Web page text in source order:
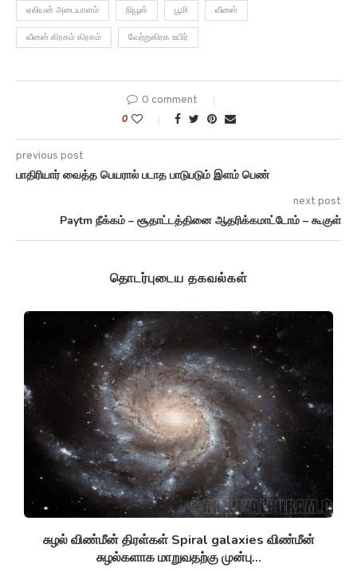
ஏலியன் அடையாளம் நியூஸ் பூமி வீனஸ்
வீனஸ் கிரகம் கிரகம் வேற்றுகிரக உயிர்
0 comment
0
previous post
பாதிரியார் வைத்த பெயரால் படாத பாடுபடும் இளம் பெண்
next post
Paytm நீக்கம் – சூதாட்டத்தினை ஆதரிக்கமாட்டோம் – கூகுள்
தொடர்புடைய தகவல்கள்
சுழல் விண்மீன் திரள்கள் Spiral galaxies விண்மீன்
சுழல்களாக மாறுவதற்கு முன்பு...